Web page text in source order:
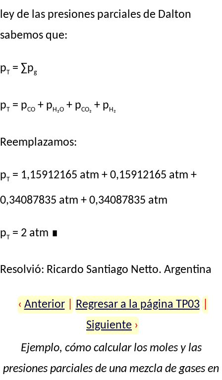
ley de las presiones parciales de Dalton
sabemos que:
pT = ∑pg
pT = pCO + p H₂O + pCO₂ + p H₂
Reemplazamos:
pT = 1,15912165 atm + 0,15912165 atm +
0,34087835 atm + 0,34087835 atm
pT = 2 atm ∎
Resolvió: Ricardo Santiago Netto. Argentina
‹ Anterior Regresar a la página TP03
Siguiente ›
Ejemplo, cómo calcular los moles y las
presiones parciales de una mezcla de gases en